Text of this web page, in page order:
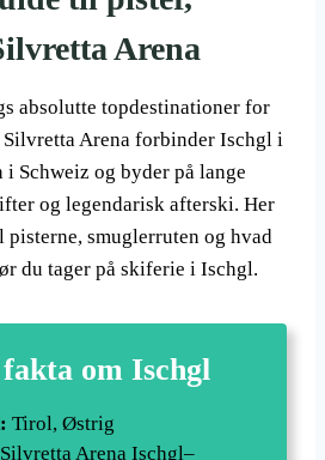
Arena
absolutte topdestinationer for
Arena forbinder Ischgl i
i Schweiz og byder på lange
og legendarisk afterski. Her
smuglerruten og hvad
du tager på skiferie i Ischgl.
om Ischgl
Tirol, Østrig
Silvretta Arena Ischgl–